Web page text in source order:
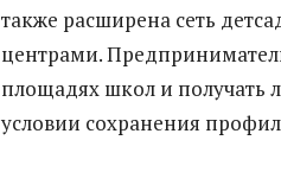
также расширена сеть
центрами.
площадях школ и получать
условии сохранения